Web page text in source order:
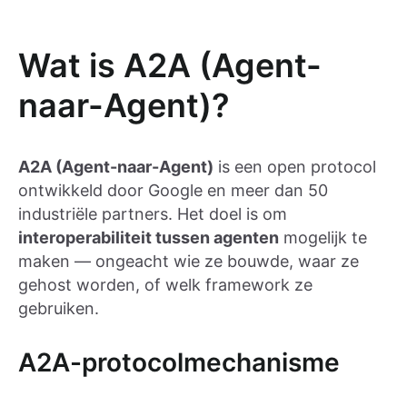
Wat is A2A (Agent-
naar-Agent)?
A2A (Agent-naar-Agent) is een open protocol
ontwikkeld door Google en meer dan 50
industriële partners. Het doel is om
interoperabiliteit tussen agenten mogelijk te
maken — ongeacht wie ze bouwde, waar ze
gehost worden, of welk framework ze
gebruiken.
A2A-protocolmechanisme